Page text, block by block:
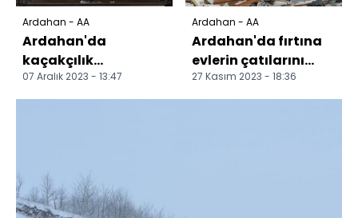
Ardahan - AA
Ardahan'da
kaçakçılık
operasyonunda 4
zanlı yakalandı
07 Aralık 2023 - 13:47
Ardahan - AA
Ardahan'da fırtına
evlerin çatılarını
uçurdu
27 Kasım 2023 - 18:36